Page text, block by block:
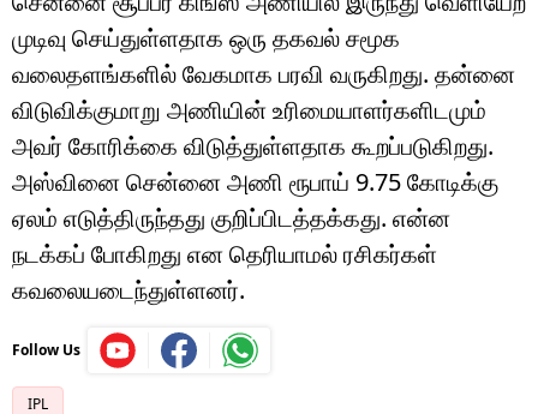
முடிவு செய்துள்ளதாக ஒரு தகவல் சமூக
வலைதளங்களில் வேகமாக பரவி வருகிறது. தன்னை
விடுவிக்குமாறு அணியின் உரிமையாளர்களிடமும்
அவர் கோரிக்கை விடுத்துள்ளதாக கூறப்படுகிறது.
அஸ்வினை சென்னை அணி ரூபாய் 9.75 கோடிக்கு
ஏலம் எடுத்திருந்தது குறிப்பிடத்தக்கது. என்ன
நடக்கப் போகிறது என தெரியாமல் ரசிகர்கள்
கவலையடைந்துள்ளனர்.
Follow Us
IPL